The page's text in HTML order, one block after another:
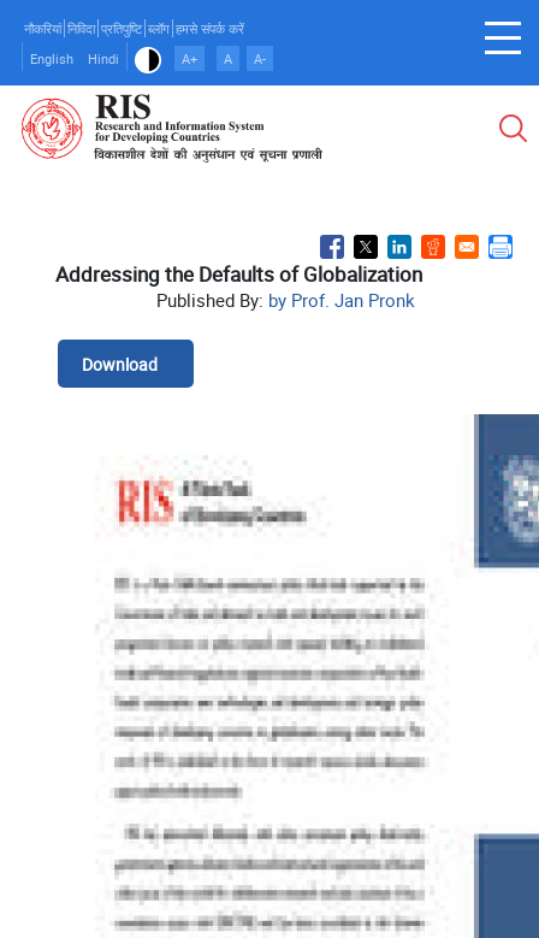
main
content
नौकरियां निविदा प्रतिपुष्टि ब्लॉग हमसे संपर्क करें
English
Hindi A+ A A-
Addressing the Defaults of Globalization
Published By: by Prof. Jan Pronk
Download